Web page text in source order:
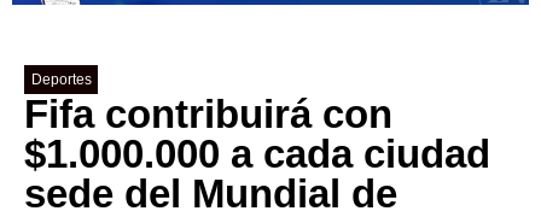
Deportes
Fifa contribuirá con
$1.000.000 a cada ciudad
sede del Mundial de